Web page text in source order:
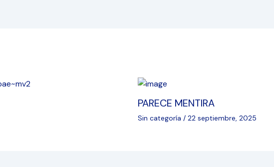
PARECE MENTIRA
Sin categoría / 22 septiembre, 2025